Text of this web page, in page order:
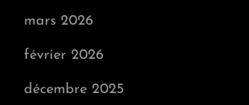
mars 2026
février 2026
décembre 2025